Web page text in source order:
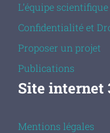
L’équipe scientifique
Confidentialité et
Proposer un projet
Publications
Site internet
Mentions légales